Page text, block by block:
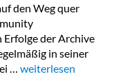
den Weg quer
Erfolge der Archive
in seiner
… „Lala Berlin Flash
weiterlesen